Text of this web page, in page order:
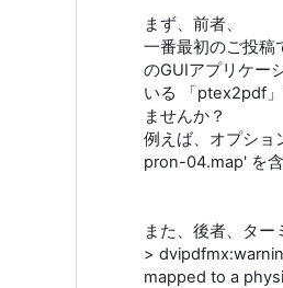
まず、前者、
一番最初のご投稿
のGUIアプリケー
いる 「ptex2pdf
ませんか？
例えば、オプシ
pron-04.map' を含
また、後者、ター
>
mapped to a